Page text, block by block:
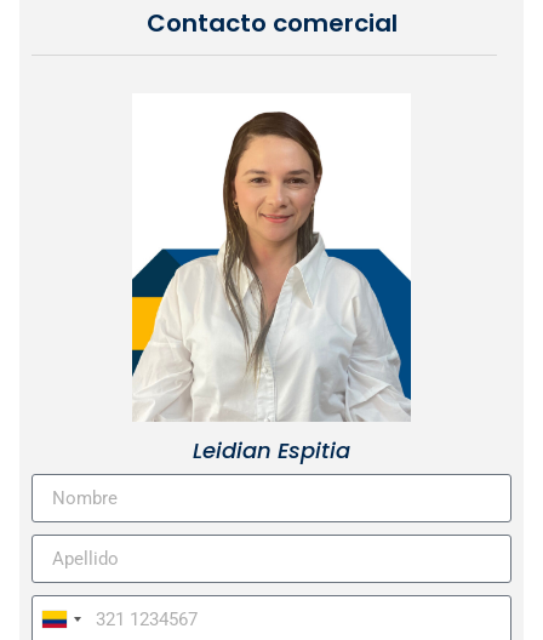
Contacto comercial
Leidian Espitia
Colombia